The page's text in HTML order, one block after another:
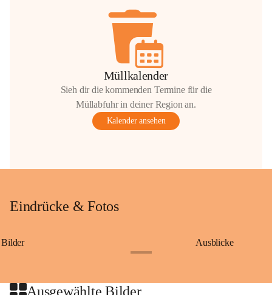
Müllkalender
Sieh dir die kommenden Termine für die
Müllabfuhr in deiner Region an.
Kalender ansehen
Eindrücke & Fotos
Bilder Ausblicke
Ausgewählte Bilder